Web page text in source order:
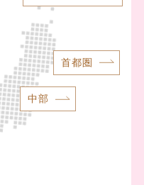
首都圏
中部